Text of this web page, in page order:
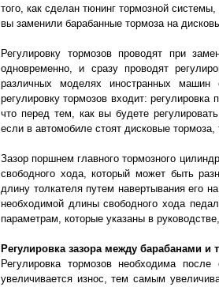
того, как сделан тюнинг тормозной
вы заменили барабанные тормоза на
Регулировку тормозов проводят при
одновременно, и сразу проводят
различных моделях иностранных
регулировку тормозов входит:
что перед тем, как вы будете
если в автомобиле стоят дисковые
Зазор поршнем главного тормозного
свободного хода, который может быть
длину толкателя путем навертывания его
необходимой длины свободного хода
параметрам, которые указаны в
Регулировка зазора между барабанами
Регулировка тормозов необходима
увеличивается износ, тем самым